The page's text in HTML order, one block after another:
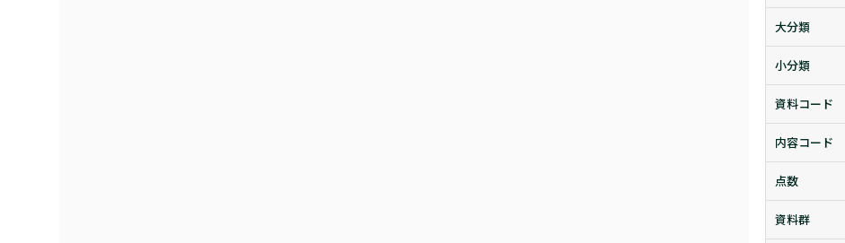
大分類
小分類
資料コード
内容コード
点数
資料群